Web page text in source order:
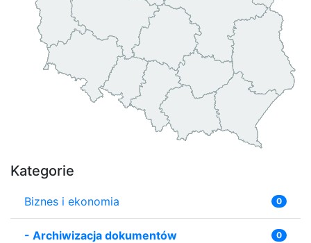
Kategorie
Biznes i ekonomia 0
- Archiwizacja dokumentów 0